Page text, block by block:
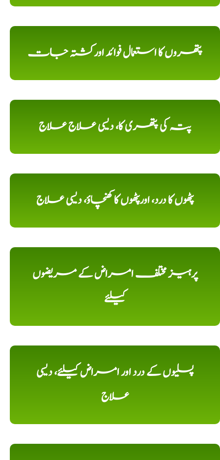
پتھروں کا استعمال فوائد اورکشتہ جات
پتہ کی پتھری کا، دیسی علاج علاج
پٹھوں کا درد، اورپٹھوں کا کھنچاؤ، دیسی علاج
پرہیز مختلف امراض کے مریضوں
کیلئے
پسلیوں کے درد اور امراض کیلئے، دیسی
علاج